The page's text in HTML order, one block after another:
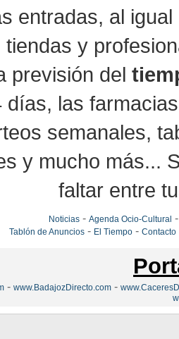
entradas, al
tiendas y
previsión del
días, las
semanales,
y mucho más...
faltar entre
Noticias -Agenda Ocio-Cultural
Tablón de Anuncios - El Tiempo -Contacto
- www.BadajozDirecto.com -